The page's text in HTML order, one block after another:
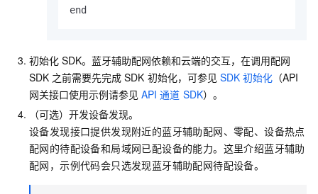
end
初始化 SDK。蓝牙辅助配网依赖和云端的交互，在调用配网
SDK 之前需要先完成 SDK 初始化，可参见 SDK 初始化（API
网关接口使用示例请参见 API 通道 SDK）。
（可选）开发设备发现。
设备发现接口提供发现附近的蓝牙辅助配网、零配、设备热点
配网的待配设备和局域网已配设备的能力。这里介绍蓝牙辅助
配网，示例代码会只选发现蓝牙辅助配网待配设备。